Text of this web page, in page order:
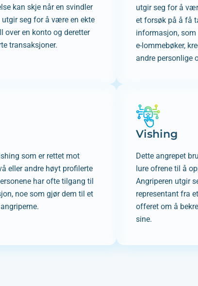
kan skje når en svindler
seg for å være en ekte
over en konto og deretter
transaksjoner.
utgir seg for å
et forsøk på å få
informasjon,
e-lommebøker,
andre personlige
som er rettet mot
eller andre høyt profilerte
har ofte tilgang til
noe som gjør dem til et
Vishing
Dette angrepet
lure ofrene til å
Angriperen utgir
representant fra
offeret om å
sine.